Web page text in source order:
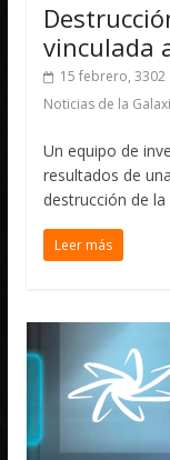
vinculada
15 febrero, 3302
Noticias de la
Un equipo de
resultados de
destrucción de la
Leer más